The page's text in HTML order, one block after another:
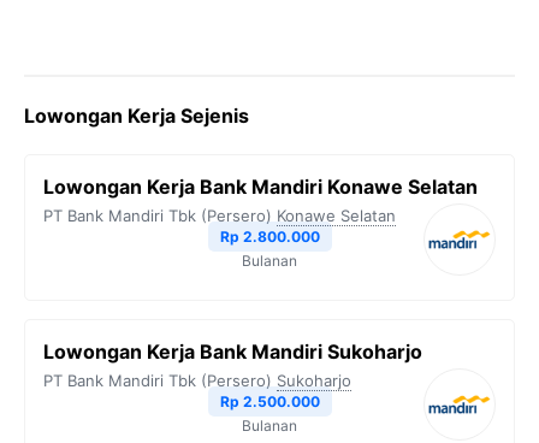
Lowongan Kerja Sejenis
Lowongan Kerja Bank Mandiri Konawe Selatan
PT Bank Mandiri Tbk (Persero) Konawe Selatan
Rp 2.800.000
Bulanan
Lowongan Kerja Bank Mandiri Sukoharjo
PT Bank Mandiri Tbk (Persero) Sukoharjo
Rp 2.500.000
Bulanan